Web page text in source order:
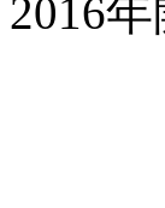
2016